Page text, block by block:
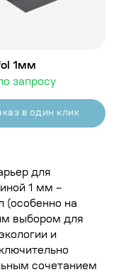
1мм
запросу
в один клик
для
1 мм –
(особенно на
выбором для
и
сочетанием